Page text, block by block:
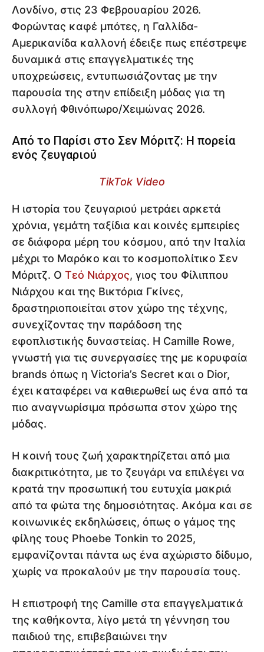
Λονδίνο, στις 23 Φεβρουαρίου 2026.
Φορώντας καφέ μπότες, η Γαλλίδα-
Αμερικανίδα καλλονή έδειξε πως επέστρεψε
δυναμικά στις επαγγελματικές της
υποχρεώσεις, εντυπωσιάζοντας με την
παρουσία της στην επίδειξη μόδας για τη
συλλογή Φθινόπωρο/Χειμώνας 2026.
Από το Παρίσι στο Σεν Μόριτζ: Η πορεία
ενός ζευγαριού
TikTok Video
Η ιστορία του ζευγαριού μετράει αρκετά
χρόνια, γεμάτη ταξίδια και κοινές εμπειρίες
σε διάφορα μέρη του κόσμου, από την Ιταλία
μέχρι το Μαρόκο και το κοσμοπολίτικο Σεν
Μόριτζ. Ο Τεό Νιάρχος, γιος του Φίλιππου
Νιάρχου και της Βικτόρια Γκίνες,
δραστηριοποιείται στον χώρο της τέχνης,
συνεχίζοντας την παράδοση της
εφοπλιστικής δυναστείας. Η Camille Rowe,
γνωστή για τις συνεργασίες της με κορυφαία
brands όπως η Victoria’s Secret και ο Dior,
έχει καταφέρει να καθιερωθεί ως ένα από τα
πιο αναγνωρίσιμα πρόσωπα στον χώρο της
μόδας.
Η κοινή τους ζωή χαρακτηρίζεται από μια
διακριτικότητα, με το ζευγάρι να επιλέγει να
κρατά την προσωπική του ευτυχία μακριά
από τα φώτα της δημοσιότητας. Ακόμα και σε
κοινωνικές εκδηλώσεις, όπως ο γάμος της
φίλης τους Phoebe Tonkin το 2025,
εμφανίζονται πάντα ως ένα αχώριστο δίδυμο,
χωρίς να προκαλούν με την παρουσία τους.
Η επιστροφή της Camille στα επαγγελματικά
της καθήκοντα, λίγο μετά τη γέννηση του
παιδιού της, επιβεβαιώνει την